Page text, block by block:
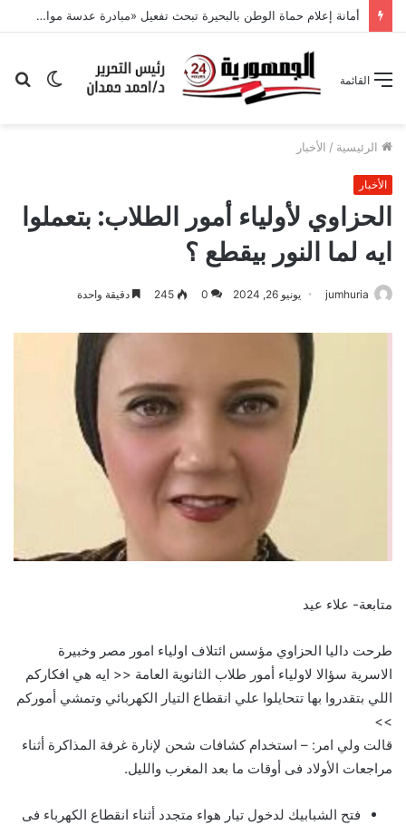
أمانة إعلام حماة الوطن بالبحيرة تبحث تفعيل «مبادرة عدسة مواطن» وتكثيف التواصل مع القرى
الوضع
القائمة
الرئيسية / الأخبار
الأخبار
الحزاوي لأولياء أمور الطلاب: بتعملوا
ايه لما النور بيقطع ؟
jumhuria يونيو 26, 2024 0
245 دقيقة واحدة
متابعة- علاء عيد
طرحت داليا الحزاوي مؤسس ائتلاف اولياء امور مصر وخبيرة
الاسرية سؤالا لاولياء أمور طلاب الثانوية العامة << ايه هي افكاركم
اللي بتقدروا بها تتحايلوا علي انقطاع التيار الكهربائي وتمشي أموركم
>>
قالت ولي امر: – استخدام كشافات شحن لإنارة غرفة المذاكرة أثناء
مراجعات الأولاد فى أوقات ما بعد المغرب والليل.
فتح الشبابيك لدخول تيار هواء متجدد أثناء انقطاع الكهرباء فى